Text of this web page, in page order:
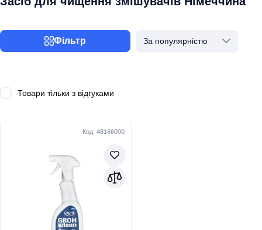
Фільтр За популярністю
Товари тільки з відгуками
Код: 48166000